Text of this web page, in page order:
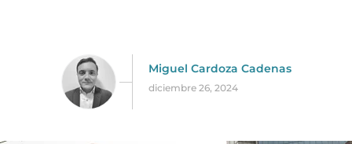
Miguel Cardoza Cadenas
diciembre 26, 2024